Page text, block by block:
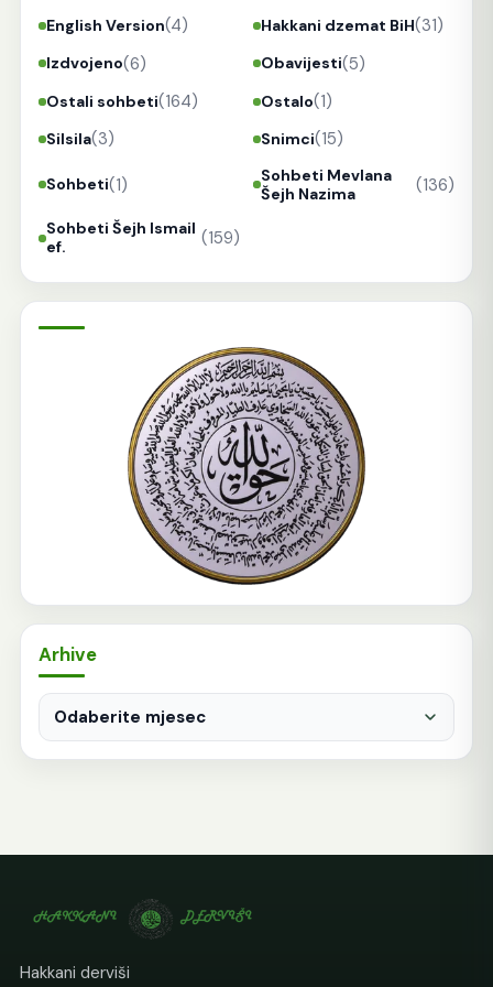
English Version(4) Hakkani dzemat BiH(31)
Izdvojeno(6) Obavijesti(5)
Ostali sohbeti(164) Ostalo(1)
Silsila(3) Snimci(15)
Sohbeti(1)
Sohbeti Mevlana
Šejh Nazima
(136)
Sohbeti Šejh Ismail
ef.
(159)
Arhive
Arhive
Hakkani derviši